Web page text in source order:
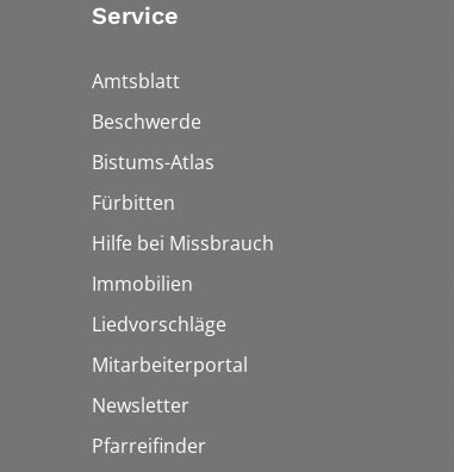
Service
Amtsblatt
Beschwerde
Bistums-Atlas
Fürbitten
Hilfe bei Missbrauch
Immobilien
Liedvorschläge
Mitarbeiterportal
Newsletter
Pfarreifinder